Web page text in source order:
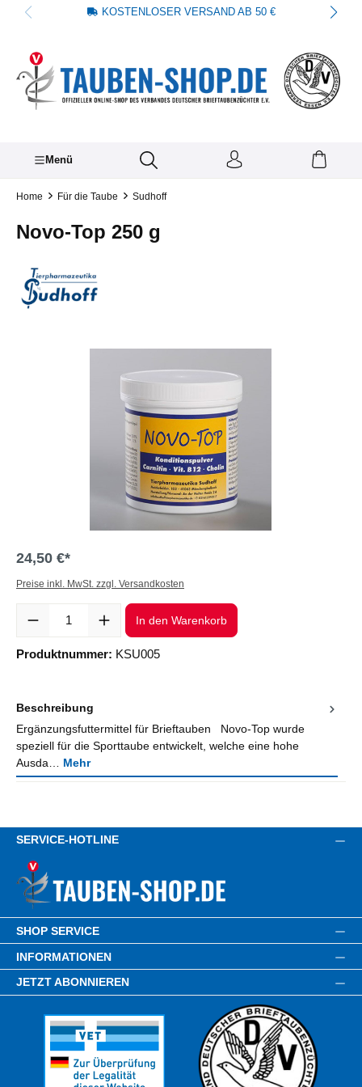
springen KOSTENLOSER VERSAND AB 50 €
Menü
Home Für die Taube Sudhoff
Novo-Top 250 g
24,50 €*
Preise inkl. MwSt. zzgl. Versandkosten
Produkt Anzahl: Gib den gewünschten Wert ein oder benutze die
In den Warenkorb
Produktnummer: KSU005
Beschreibung
Ergänzungsfuttermittel für Brieftauben Novo-Top wurde
speziell für die Sporttaube entwickelt, welche eine hohe
Ausda… Mehr
SERVICE-HOTLINE
SHOP SERVICE
INFORMATIONEN
JETZT ABONNIEREN